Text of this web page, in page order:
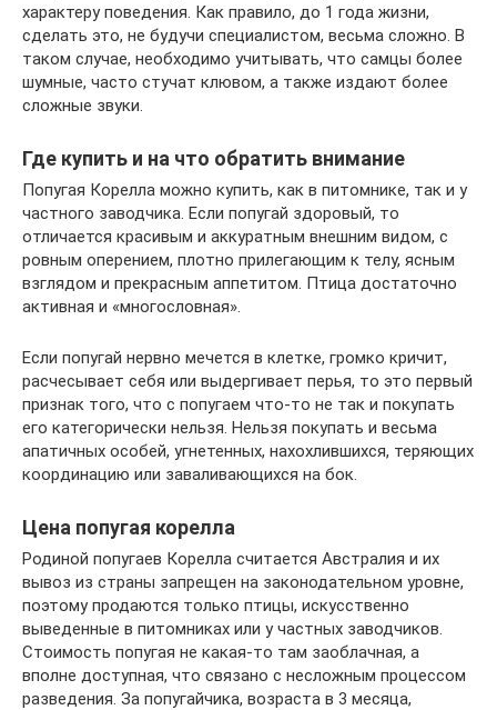
характеру поведения. Как правило, до 1 года жизни,
сделать это, не будучи специалистом, весьма сложно. В
таком случае, необходимо учитывать, что самцы более
шумные, часто стучат клювом, а также издают более
сложные звуки.
Где купить и на что обратить внимание
Попугая Корелла можно купить, как в питомнике, так и у
частного заводчика. Если попугай здоровый, то
отличается красивым и аккуратным внешним видом, с
ровным оперением, плотно прилегающим к телу, ясным
взглядом и прекрасным аппетитом. Птица достаточно
активная и «многословная».
Если попугай нервно мечется в клетке, громко кричит,
расчесывает себя или выдергивает перья, то это первый
признак того, что с попугаем что-то не так и покупать
его категорически нельзя. Нельзя покупать и весьма
апатичных особей, угнетенных, нахохлившихся, теряющих
координацию или заваливающихся на бок.
Цена попугая корелла
Родиной попугаев Корелла считается Австралия и их
вывоз из страны запрещен на законодательном уровне,
поэтому продаются только птицы, искусственно
выведенные в питомниках или у частных заводчиков.
Стоимость попугая не какая-то там заоблачная, а
вполне доступная, что связано с несложным процессом
разведения. За попугайчика, возраста в 3 месяца,